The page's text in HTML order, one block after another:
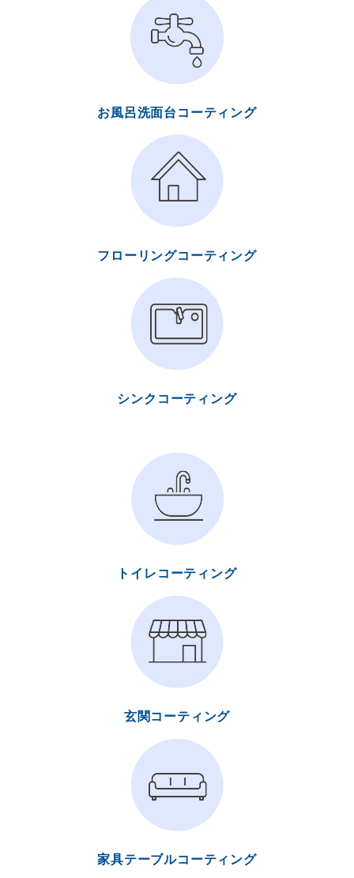
お風呂洗面台コーティング
フローリングコーティング
シンクコーティング
トイレコーティング
玄関コーティング
家具テーブルコーティング